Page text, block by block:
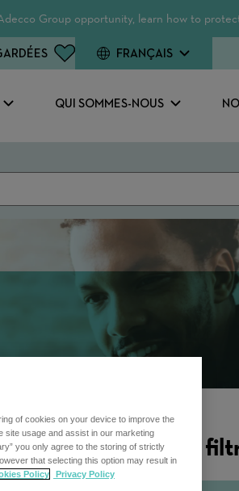
Group opportunity, learn how to
QUI SOMMES-NOUS
FRANÇAIS
Résultats
of cookies on your device to improve the
site usage and assist in our marketing
you only agree to the storing of strictly
that selecting this option may result in
Policy Privacy Policy